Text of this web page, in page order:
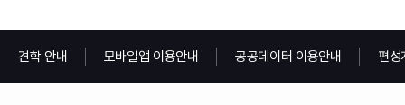
견학 안내 모바일앱 이용안내 공공데이터 이용안내 편성